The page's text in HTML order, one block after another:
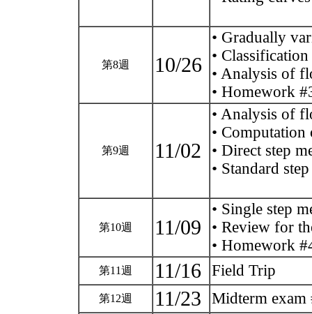
第8週 10/26
• Gradually
•
• Analysis of
• Homework
第9週 11/02
• Analysis of
•
• Direct step
• Standard
第10週 11/09
• Single step
• Review for
• Homework
第11週 11/16 Field Trip
第12週 11/23 Midterm